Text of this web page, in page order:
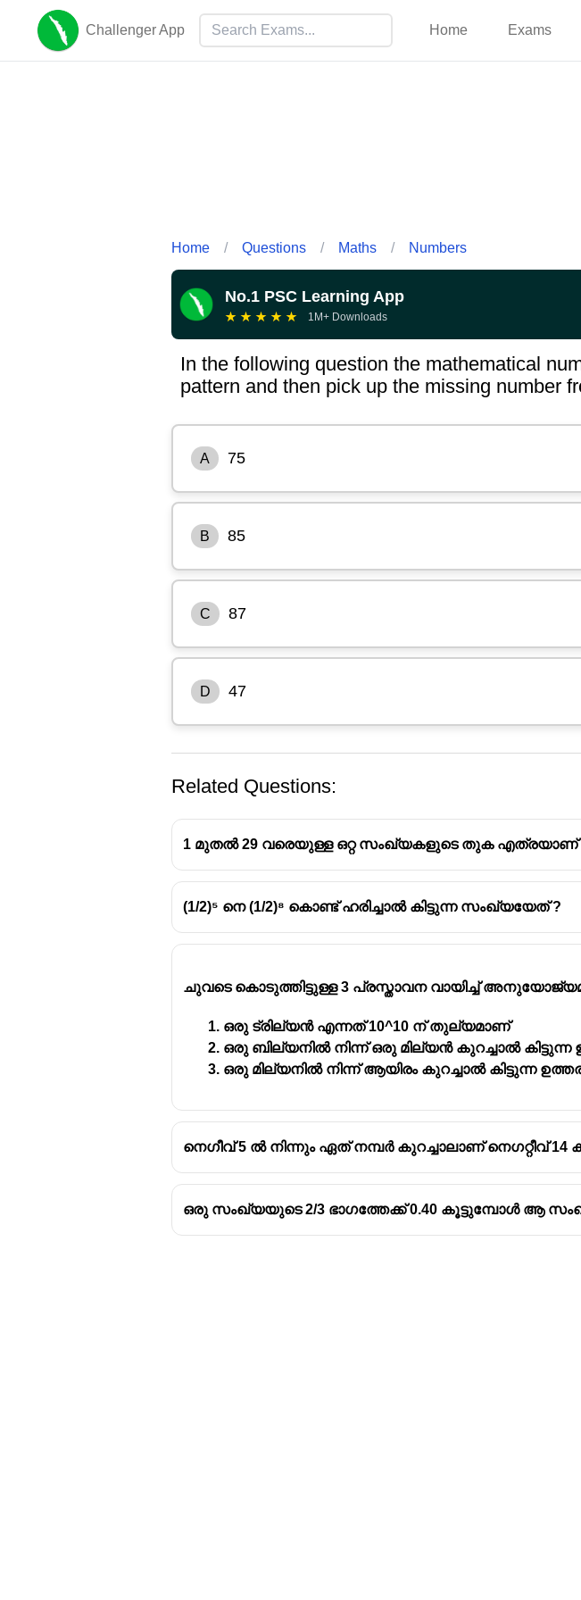
Challenger App Home Exams
Home / Questions / Maths / Numbers
No.1 PSC Learning App
★ ★ ★ ★ ★ 1M+ Downloads
In the following question the mathematical
pattern and then pick up the missing number
A 75
B 85
C 87
D 47
Related Questions:
1 മുതൽ 29 വരെയുള്ള ഒറ്റ സംഖ്യകളുടെ തുക എത്രയാണ്
(1/2)⁵ നെ (1/2)⁸ കൊണ്ട് ഹരിച്ചാൽ കിട്ടുന്ന സംഖ്യയേത് ?
ചുവടെ കൊടുത്തിട്ടുള്ള 3 പ്രസ്താവന വായിച്ച്
ഒരു ട്രില്യൻ എന്നത് 10^10 ന് തുല്യമാണ്
ഒരു ബില്യനിൽ നിന്ന് ഒരു മില്യൻ കുറച്ചാൽ കിട്ടുന്ന
ഒരു മില്യനിൽ നിന്ന് ആയിരം കുറച്ചാൽ കിട്ടുന്ന
നെഗീവ് 5 ൽ നിന്നും ഏത് നമ്പർ കുറച്ചാലാണ് നെഗറ്റീവ് 14
ഒരു സംഖ്യയുടെ 2/3 ഭാഗത്തേക്ക് 0.40 കൂട്ടുമ്പോൾ ആ